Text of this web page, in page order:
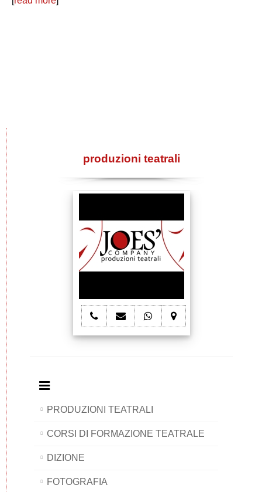
produzioni teatrali
telefono
Joes'
Company
e-
mail
Joes'
whatsapp
Joes'
Company
mappa
Joes'
Company
PRODUZIONI TEATRALI
CORSI DI FORMAZIONE TEATRALE
DIZIONE
FOTOGRAFIA